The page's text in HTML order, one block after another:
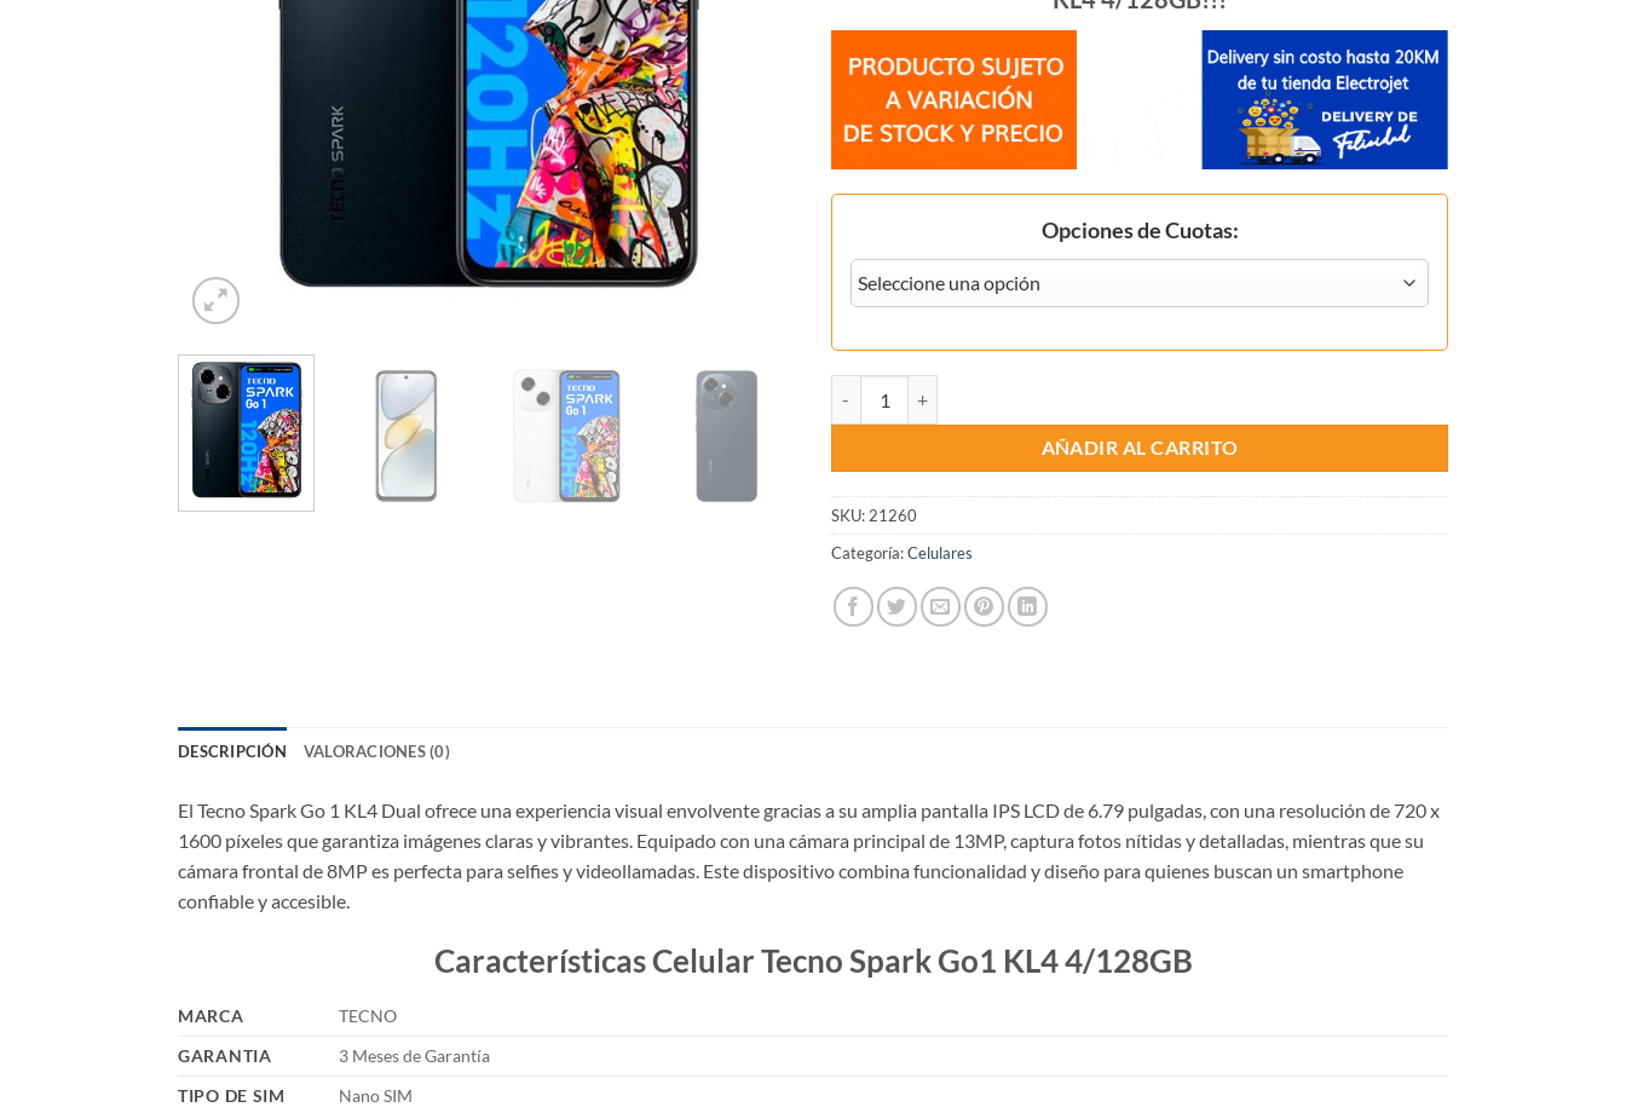
Opciones de Cuotas:
AÑADIR AL CARRITO
SKU:21260
Categoría:Celulares
DESCRIPCIÓN VALORACIONES (0)
El Tecno Spark Go 1 KL4 Dual ofrece una experiencia visual envolvente gracias a su amplia pantalla IPS LCD de 6.79 pulgadas, con una resolución de 720 x
1600 píxeles que garantiza imágenes claras y vibrantes. Equipado con una cámara principal de 13MP, captura fotos nítidas y detalladas, mientras que su
cámara frontal de 8MP es perfecta para selfies y videollamadas. Este dispositivo combina funcionalidad y diseño para quienes buscan un smartphone
confiable y accesible.
Características Celular Tecno Spark Go1 KL4 4/128GB
MARCA
TECNO
GARANTIA
3 Meses de Garantía
TIPO DE SIM
Nano SIM